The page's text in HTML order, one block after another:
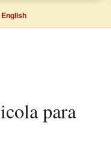
English